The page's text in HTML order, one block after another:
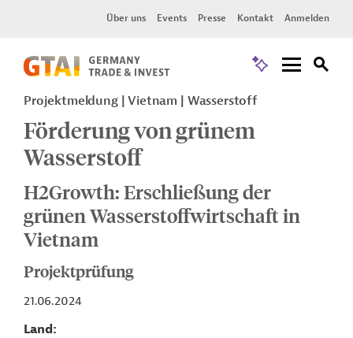
Über uns Events Presse Kontakt Anmelden
Projektmeldung Vietnam Wasserstoff
Förderung von grünem
Wasserstoff
H2Growth: Erschließung der
grünen Wasserstoffwirtschaft in
Vietnam
Projektprüfung
21.06.2024
Land